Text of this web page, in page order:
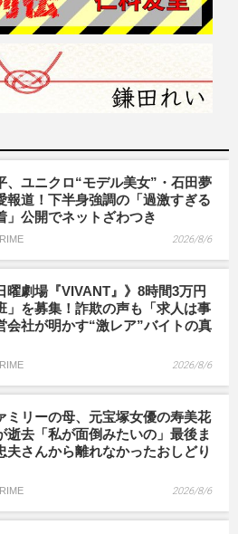
、ユニクロ“モデル美女”・石田夢
報道！下半身強調の「過激すぎる
」公開でネットざわつき
2026/8/6
曜劇場『VIVANT』》8時間3万円
」を募集！詐欺の声も「求人は事
会社が明かす“激レア”バイトの真
2026/8/6
ミリーの母、元宝塚女優の寿美花
逝去「私が面倒みたいの」最後ま
夫さんから離れなかったおしどり
2026/8/6